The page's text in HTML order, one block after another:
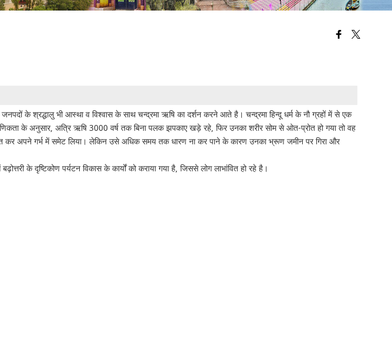
के श्रद्धालु भी आस्था व विश्वास के साथ चन्द्रमा ऋषि का दर्शन करने आते है। चन्द्रमा हिन्दू धर्म के नौ ग्रहों में से एक
के अनुसार, अत्रि ऋषि 3000 वर्ष तक बिना पलक झपकाए खड़े रहे, फिर उनका शरीर सोम से ओत-प्रोत हो गया तो वह
अपने गर्भ में समेट लिया। लेकिन उसे अधिक समय तक धारण ना कर पाने के कारण उनका भ्रूण जमीन पर गिरा और
के दृष्टिकोण पर्यटन विकास के कार्यों को कराया गया है, जिससे लोग लाभांवित हो रहे है।